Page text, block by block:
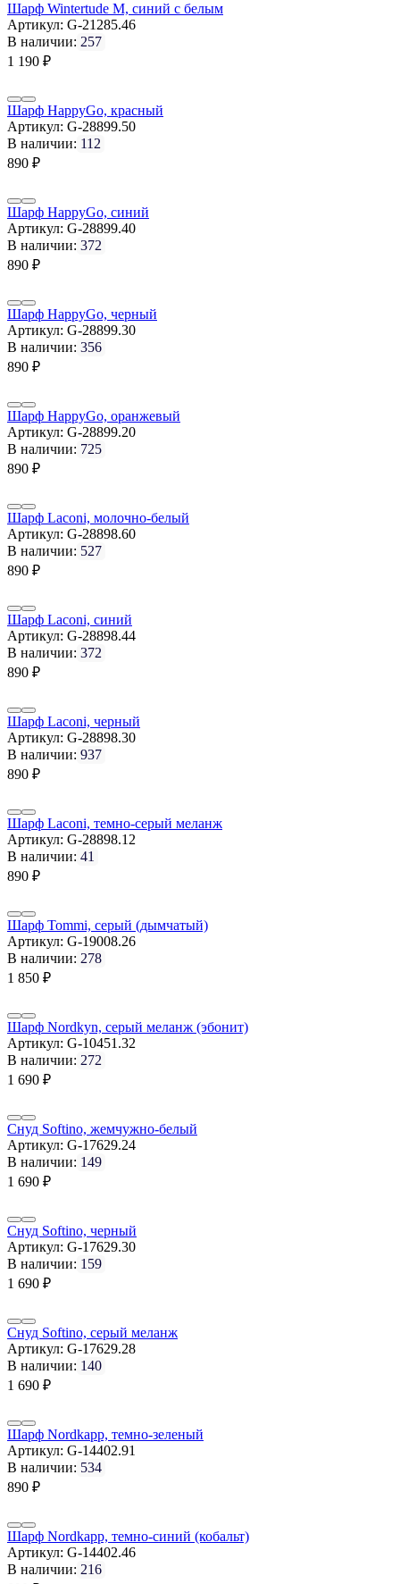
Шарф Wintertude M, синий с белым
Артикул: G-21285.46
В наличии: 257
1 190 ₽
Шарф HappyGo, красный
Артикул: G-28899.50
В наличии: 112
890 ₽
Шарф HappyGo, синий
Артикул: G-28899.40
В наличии: 372
890 ₽
Шарф HappyGo, черный
Артикул: G-28899.30
В наличии: 356
890 ₽
Шарф HappyGo, оранжевый
Артикул: G-28899.20
В наличии: 725
890 ₽
Шарф Laconi, молочно-белый
Артикул: G-28898.60
В наличии: 527
890 ₽
Шарф Laconi, синий
Артикул: G-28898.44
В наличии: 372
890 ₽
Шарф Laconi, черный
Артикул: G-28898.30
В наличии: 937
890 ₽
Шарф Laconi, темно-серый меланж
Артикул: G-28898.12
В наличии: 41
890 ₽
Шарф Tommi, серый (дымчатый)
Артикул: G-19008.26
В наличии: 278
1 850 ₽
Шарф Nordkyn, серый меланж (эбонит)
Артикул: G-10451.32
В наличии: 272
1 690 ₽
Снуд Softino, жемчужно-белый
Артикул: G-17629.24
В наличии: 149
1 690 ₽
Снуд Softino, черный
Артикул: G-17629.30
В наличии: 159
1 690 ₽
Снуд Softino, серый меланж
Артикул: G-17629.28
В наличии: 140
1 690 ₽
Шарф Nordkapp, темно-зеленый
Артикул: G-14402.91
В наличии: 534
890 ₽
Шарф Nordkapp, темно-синий (кобальт)
Артикул: G-14402.46
В наличии: 216